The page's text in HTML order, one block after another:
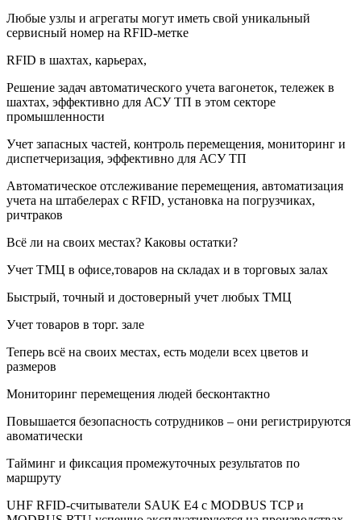
Любые узлы и агрегаты могут иметь свой уникальный
сервисный номер на RFID-метке
RFID в шахтах, карьерах,
Решение задач автоматического учета вагонеток, тележек в
шахтах, эффективно для АСУ ТП в этом секторе
промышленности
Учет запасных частей, контроль перемещения, мониторинг и
диспетчеризация, эффективно для АСУ ТП
Автоматическое отслеживание перемещения, автоматизация
учета на штабелерах с RFID, установка на погрузчиках,
ричтраков
Всё ли на своих местах? Каковы остатки?
Учет ТМЦ в офисе,товаров на складах и в торговых залах
Быстрый, точный и достоверный учет любых ТМЦ
Учет товаров в торг. зале
Теперь всё на своих местах, есть модели всех цветов и
размеров
Мониторинг перемещения людей бесконтактно
Повышается безопасность сотрудников – они регистрируются
авоматически
Тайминг и фиксация промежуточных результатов по
маршруту
UHF RFID-считыватели SAUK Е4 с MODBUS TCP и